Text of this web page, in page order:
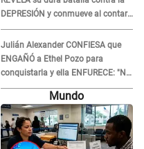
DEPRESIÓN y conmueve al contar
qué hizo su esposa
Julián Alexander CONFIESA que
ENGAÑÓ a Ethel Pozo para
conquistarla y ella ENFURECE: "No
te lo voy a perdonar nunca"
Mundo